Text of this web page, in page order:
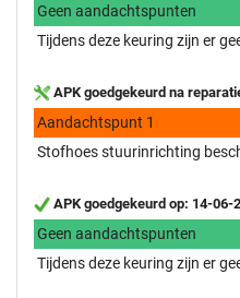
Geen aandachtspunten
Tijdens deze keuring zijn er
APK goedgekeurd na
Aandachtspunt 1
Stofhoes stuurinrichting
APK goedgekeurd op: 14-06-
Geen aandachtspunten
Tijdens deze keuring zijn er